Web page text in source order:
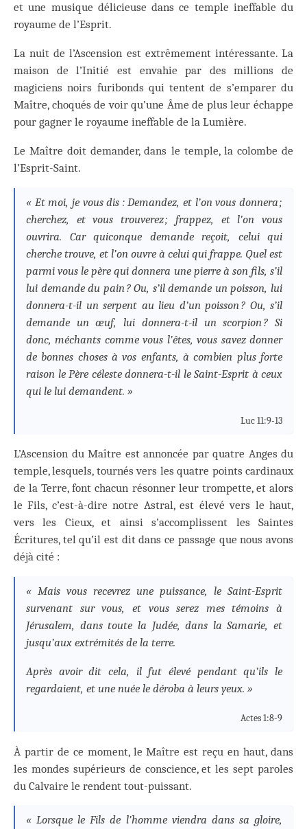
et une musique délicieuse dans ce temple ineffable du
royaume de l’Esprit.
La nuit de l’Ascension est extrêmement intéressante. La
maison de l’Initié est envahie par des millions de
magiciens noirs furibonds qui tentent de s’emparer du
Maître, choqués de voir qu’une Âme de plus leur échappe
pour gagner le royaume ineffable de la Lumière.
Le Maître doit demander, dans le temple, la colombe de
l’Esprit-Saint.
« Et moi, je vous dis : Demandez, et l’on vous donnera ;
cherchez, et vous trouverez ; frappez, et l’on vous
ouvrira. Car quiconque demande reçoit, celui qui
cherche trouve, et l’on ouvre à celui qui frappe. Quel est
parmi vous le père qui donnera une pierre à son fils, s’il
lui demande du pain ? Ou, s’il demande un poisson, lui
donnera-t-il un serpent au lieu d’un poisson ? Ou, s’il
demande un œuf, lui donnera-t-il un scorpion ? Si
donc, méchants comme vous l’êtes, vous savez donner
de bonnes choses à vos enfants, à combien plus forte
raison le Père céleste donnera-t-il le Saint-Esprit à ceux
qui le lui demandent. »
Luc 11:9-13
L’Ascension du Maître est annoncée par quatre Anges du
temple, lesquels, tournés vers les quatre points cardinaux
de la Terre, font chacun résonner leur trompette, et alors
le Fils, c’est-à-dire notre Astral, est élevé vers le haut,
vers les Cieux, et ainsi s’accomplissent les Saintes
Écritures, tel qu’il est dit dans ce passage que nous avons
déjà cité :
« Mais vous recevrez une puissance, le Saint-Esprit
survenant sur vous, et vous serez mes témoins à
Jérusalem, dans toute la Judée, dans la Samarie, et
jusqu’aux extrémités de la terre.
Après avoir dit cela, il fut élevé pendant qu’ils le
regardaient, et une nuée le déroba à leurs yeux. »
Actes 1:8-9
À partir de ce moment, le Maître est reçu en haut, dans
les mondes supérieurs de conscience, et les sept paroles
du Calvaire le rendent tout-puissant.
« Lorsque le Fils de l’homme viendra dans sa gloire,